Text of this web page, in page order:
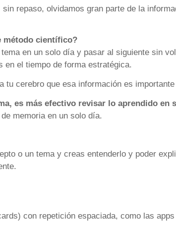
repaso, olvidamos gran parte de la
método científico?
en un solo día y pasar al siguiente sin
el tiempo de forma estratégica.
tu cerebro que esa información es
es más efectivo revisar lo aprendido en
memoria en un solo día.
o un tema y creas entenderlo y poder
con repetición espaciada, como las